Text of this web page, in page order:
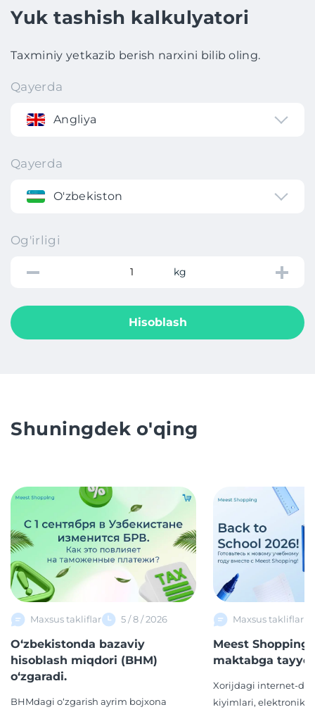
Yuk tashish kalkulyatori
Taxminiy yetkazib berish narxini bilib oling.
Qayerda
Angliya
Qayerda
O'zbekiston
Og'irligi
kg
Hisoblash
Shuningdek o'qing
Maxsus takliflar 5 / 8 / 2026
O‘zbekistonda bazaviy
hisoblash miqdori (BHM)
o‘zgaradi.
BHMdagi o‘zgarish ayrim bojxona
Maxsus takliflar
Meest Shopping
maktabga
Xorijdagi internet-
kiyimlari, elektronika,